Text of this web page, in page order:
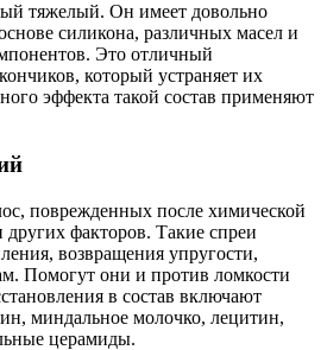
тяжелый. Он имеет довольно
силикона, различных масел и
Это отличный
который устраняет их
эффекта такой состав применяют
поврежденных после химической
факторов. Такие спреи
возвращения упругости,
Помогут они и против ломкости
в состав включают
миндальное молочко, лецитин,
церамиды.